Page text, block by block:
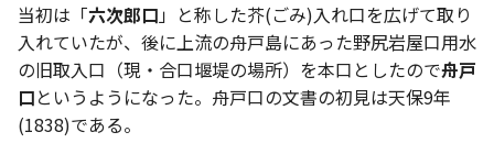
当初は「六次郎口」と称した芥(ごみ)入れ口を広げて取り
入れていたが、後に上流の舟戸島にあった野尻岩屋口用水
の旧取入口（現・合口堰堤の場所）を本口としたので舟戸
口というようになった。舟戸口の文書の初見は天保9年
(1838)である。